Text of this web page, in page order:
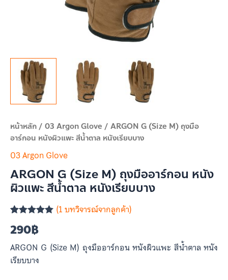
หน้าหลัก/ 03 Argon Glove / ARGON G (Size M) ถุงมือ
อาร์กอน หนังผิวแพะ สีน้ำตาล หนังเรียบบาง
03 Argon Glove
ARGON G (Size M) ถุงมืออาร์กอน หนัง
ผิวแพะ สีน้ำตาล หนังเรียบบาง
5.00จาก 5
บนการให้
ลูกค้า
(1บทวิจารณ์จากลูกค้า)
290฿
ARGON G (Size M) ถุงมืออาร์กอน หนังผิวแพะ สีน้ำตาล หนัง
เรียบบาง